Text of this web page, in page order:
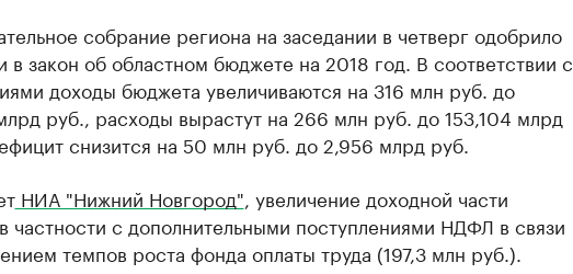
собрание региона на заседании в четверг одобрило
в закон об областном бюджете на 2018 год. В соответствии с
доходы бюджета увеличиваются на 316 млн руб. до
руб., расходы вырастут на 266 млн руб. до 153,104 млрд
снизится на 50 млн руб. до 2,956 млрд руб.
НИА "Нижний Новгород" , увеличение доходной части​
частности с дополнительными поступлениями НДФЛ в связи
темпов роста фонда оплаты труда (197,3 млн руб.).